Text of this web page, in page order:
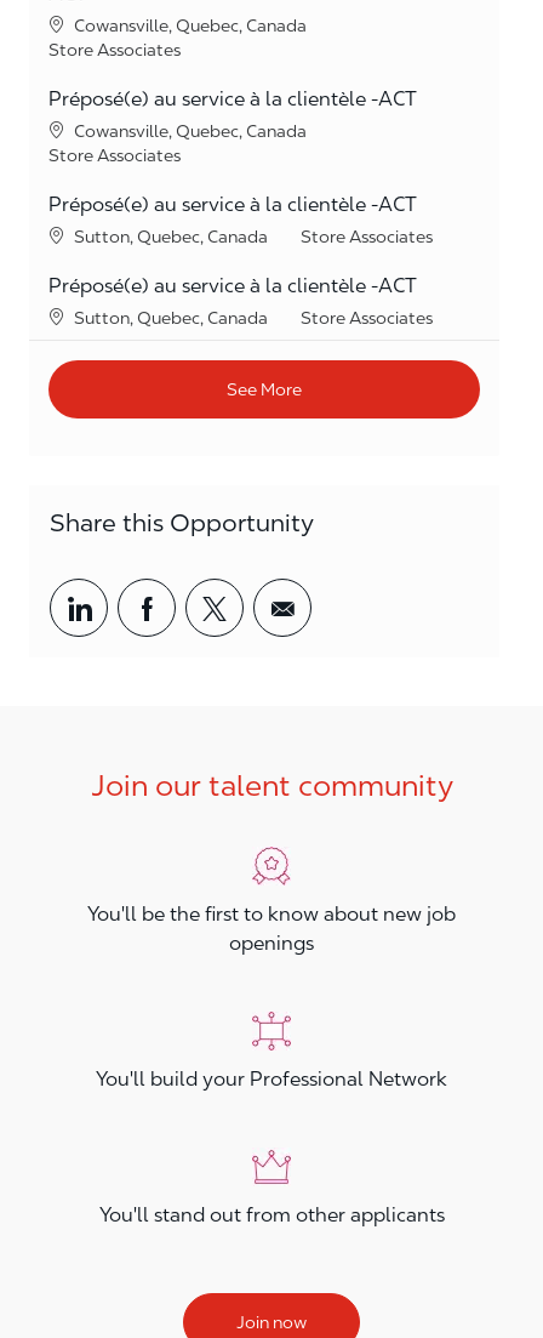
Location
Cowansville, Quebec, Canada
Category
Store Associates
Préposé(e) au service à la clientèle -ACT
Location
Cowansville, Quebec, Canada
Category
Store Associates
Préposé(e) au service à la clientèle -ACT
Location
Sutton, Quebec, Canada Category
Store Associates
Préposé(e) au service à la clientèle -ACT
Location
Sutton, Quebec, Canada Category
Store Associates
See More
Share this Opportunity
Share via LinkedIn
Share via Facebook
Share via twitter
Share via email
Join our talent community
You'll be the first to know about new job
openings
You'll build your Professional Network
You'll stand out from other applicants
Join now